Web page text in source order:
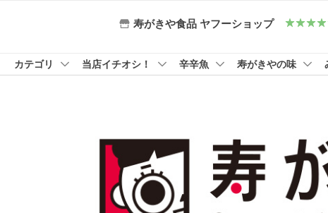
寿がきや食品 ヤフーショップ
カテゴリ 当店イチオシ！ 辛辛魚 寿がきやの味